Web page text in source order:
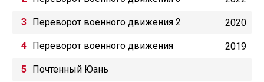
Переворот военного движения 2 2020
Переворот военного движения 2019
Почтенный Юань